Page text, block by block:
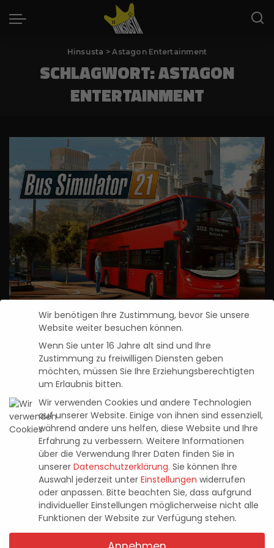
Hinsusta >Astagon Entertainment
SCHLAGWORT:ASTAGON
ENTERTAINMENT
Der Bus Simulator 2021 ist ab sofort
erhältlich
Pascal Kaap 7. September 2021
Neuste Beiträge
Entwicklervideo zu Tomb Raider: Legacy
of Atlantis zeigt knifflige Rätsel und
tückische Fallen
4. August 2026
Halo: Campaign Evolved – im Test (PS5)
Wir benötigen Ihre Zustimmung, bevor Sie unsere
Website weiter besuchen können.
Wenn Sie unter 16 Jahre alt sind und Ihre
Zustimmung zu freiwilligen Diensten geben
möchten, müssen Sie Ihre Erziehungsberechtigten
um Erlaubnis bitten.
Wir verwenden Cookies und andere Technologien
auf unserer Website. Einige von ihnen sind essenziell,
während andere uns helfen, diese Website und Ihre
Erfahrung zu verbessern. Weitere Informationen
über die Verwendung Ihrer Daten finden Sie in
unserer Datenschutzerklärung. Sie können Ihre
Auswahl jederzeit unter Einstellungen widerrufen
oder anpassen. Bitte beachten Sie, dass aufgrund
individueller Einstellungen möglicherweise nicht alle
Funktionen der Website zur Verfügung stehen.